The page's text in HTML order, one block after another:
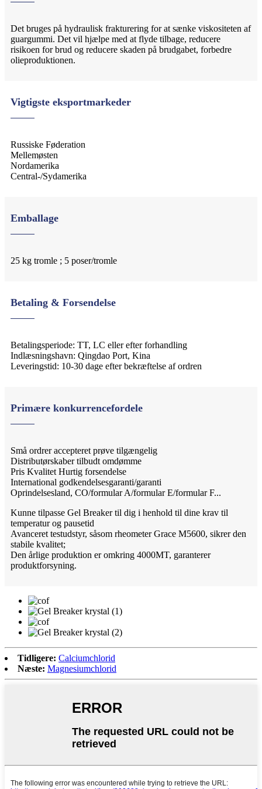
Det bruges på hydraulisk frakturering for at sænke viskositeten af
​​guargummi. Det vil hjælpe med at flyde tilbage, reducere
risikoen for brud og reducere skaden på brudgabet, forbedre
olieproduktionen.
Vigtigste eksportmarkeder
Russiske Føderation
Mellemøsten
Nordamerika
Central-/Sydamerika
Emballage
25 kg tromle ; 5 poser/tromle
Betaling & Forsendelse
Betalingsperiode: TT, LC eller efter forhandling
Indlæsningshavn: Qingdao Port, Kina
Leveringstid: 10-30 dage efter bekræftelse af ordren
Primære konkurrencefordele
Små ordrer accepteret prøve tilgængelig
Distributørskaber tilbudt omdømme
Pris Kvalitet Hurtig forsendelse
International godkendelsesgaranti/garanti
Oprindelsesland, CO/formular A/formular E/formular F...
Kunne tilpasse Gel Breaker til dig i henhold til dine krav til
temperatur og pausetid
Avanceret testudstyr, såsom rheometer Grace M5600, sikrer den
stabile kvalitet;
Den årlige produktion er omkring 4000MT, garanterer
produktforsyning.
Tidligere: Calciumchlorid
Næste: Magnesiumchlorid